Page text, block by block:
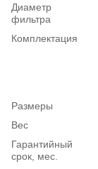
Диаметр
фильтра
Комплектация
Размеры
Вес
Гарантийный
срок, мес.